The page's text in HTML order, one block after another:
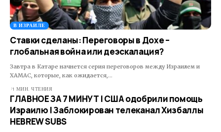
В ИЗРАИЛЕ
Ставки сделаны: Переговоры в Дохе –
глобальная война или деэскалация?
Завтра в Катаре начнется серия переговоров между Израилем и
ХАМАС, которые, как ожидается,…
1 МИН. ЧТЕНИЯ
ГЛАВНОЕ ЗА 7 МИНУТ | США одобрили помощь
Израилю | Заблокирован телеканал Хизбаллы
HEBREW SUBS